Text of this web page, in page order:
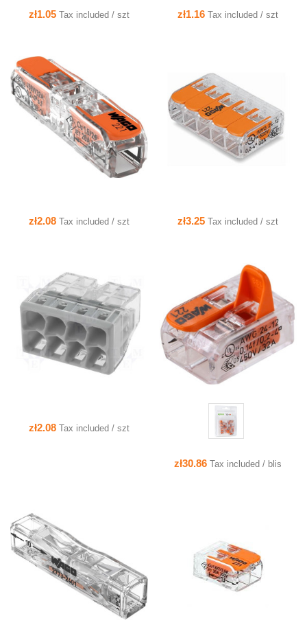
zł1.05 Tax included / szt zł1.16 Tax included / szt
QUICK VIEW
zł2.08 Tax included / szt
QUICK VIEW
zł3.25 Tax included / szt
QUICK VIEW
zł2.08 Tax included / szt
QUICK VIEW
zł30.86 Tax included / blis
QUICK VIEW QUICK VIEW